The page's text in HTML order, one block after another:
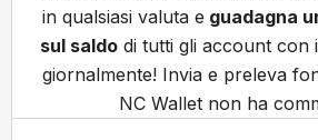
in qualsiasi valuta e guadagna
sul saldo di tutti gli account con
giornalmente! Invia e preleva
NC Wallet non ha